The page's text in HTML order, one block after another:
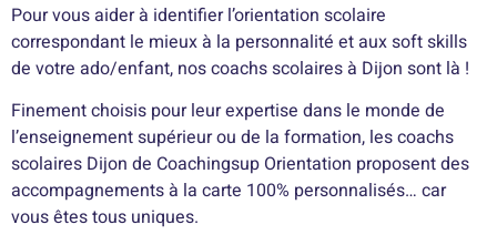
Pour vous aider à identifier l’orientation scolaire
correspondant le mieux à la personnalité et aux soft skills
de votre ado/enfant, nos coachs scolaires à Dijon sont là !
Finement choisis pour leur expertise dans le monde de
l’enseignement supérieur ou de la formation, les coachs
scolaires Dijon de Coachingsup Orientation proposent des
accompagnements à la carte 100% personnalisés… car
vous êtes tous uniques.